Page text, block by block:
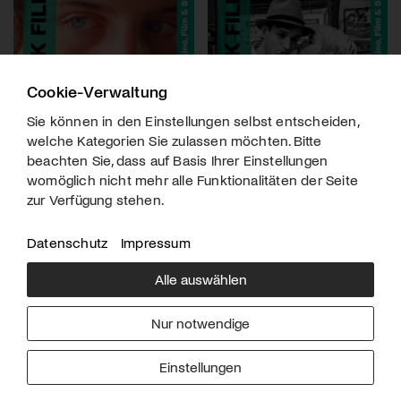
Über uns
Downloads
Werben
Impressum
Cookie-Verwaltung
Sie können in den Einstellungen selbst entscheiden,
welche Kategorien Sie zulassen möchten. Bitte
beachten Sie, dass auf Basis Ihrer Einstellungen
womöglich nicht mehr alle Funktionalitäten der Seite
zur Verfügung stehen.
Datenschutz Impressum
Alle auswählen
Nur notwendige
Einstellungen